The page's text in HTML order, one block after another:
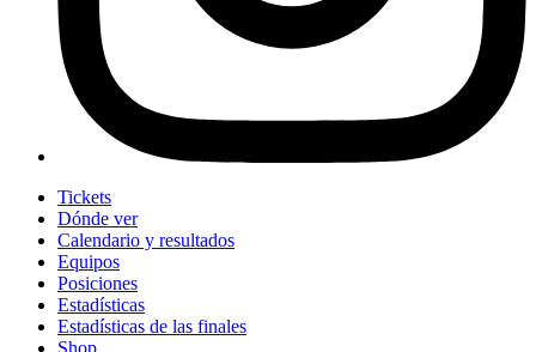
Tickets
Dónde ver
Calendario y resultados
Equipos
Posiciones
Estadísticas
Estadísticas de las finales
Shop